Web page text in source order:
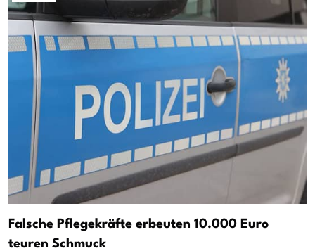
Falsche Pflegekräfte erbeuten 10.000 Euro
teuren Schmuck